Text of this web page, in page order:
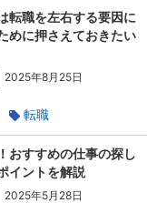
転職を左右する要因に
めに押さえておきたい
2025年8月25日
転職
おすすめの仕事の探し
イントを解説
2025年5月28日